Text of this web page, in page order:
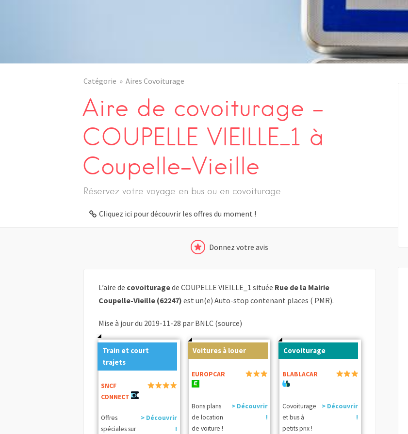
Catégorie Aires Covoiturage
Aire de covoiturage –
COUPELLE VIEILLE_1 à
Coupelle-Vieille
Réservez votre voyage en bus ou en covoiturage
Cliquez ici pour découvrir les offres du moment !
Donnez votre avis
L’aire de covoituragede COUPELLE VIEILLE_1 située Rue de la Mairie
Coupelle-Vieille (62247) est un(e) Auto-stop contenant places ( PMR).
Mise à jour du 2019-11-28 par BNLC (source)
Train et court
trajets
SNCF
CONNECT
Offres
spéciales sur
> Découvrir
!
Voitures à louer
EUROPCAR
Bons plans
de location
de voiture !
> Découvrir
!
Covoiturage
BLABLACAR
Covoiturage
et bus à
petits prix !
> Découvrir
!